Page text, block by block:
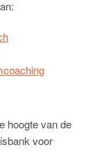
hoogte van de
voor